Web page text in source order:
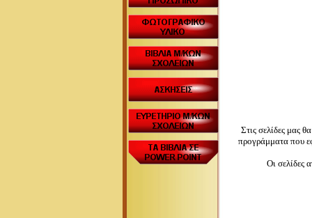
Στις σελίδες μας
προγράμματα που
Οι σελίδες